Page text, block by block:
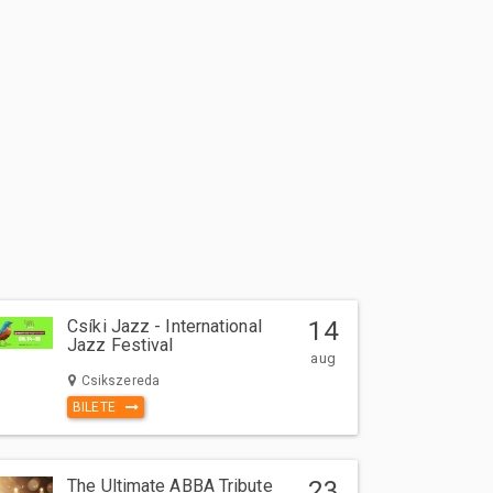
Csíki Jazz - International
Jazz Festival
Csikszereda
BILETE
14
aug
The Ultimate ABBA Tribute